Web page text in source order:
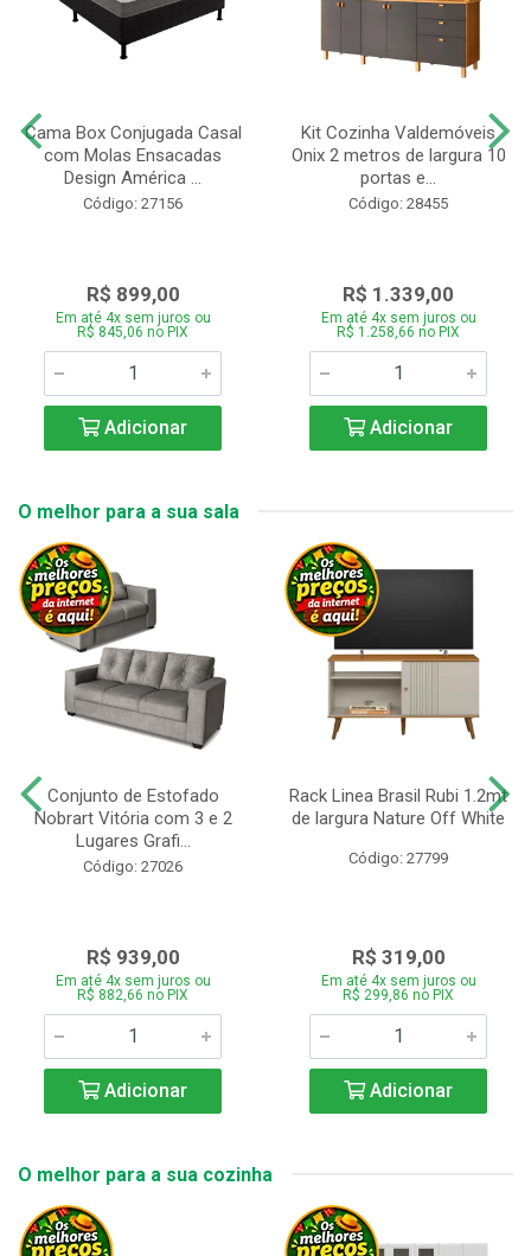
Cama Box Conjugada Casal
com Molas Ensacadas
Design América ...
Código: 27156
R$ 899,00
Em até 4x sem juros ou
R$ 845,06 no PIX
Adicionar
Kit Cozinha Valdemóveis
Onix 2 metros de largura 10
portas e...
Código: 28455
R$ 1.339,00
Em até 4x sem juros ou
R$ 1.258,66 no PIX
Adicionar
O melhor para a sua sala
Conjunto de Estofado
Nobrart Vitória com 3 e 2
Lugares Grafi...
Código: 27026
R$ 939,00
Em até 4x sem juros ou
R$ 882,66 no PIX
Adicionar
Rack Linea Brasil Rubi 1.2mt
de largura Nature Off White
Código: 27799
R$ 319,00
Em até 4x sem juros ou
R$ 299,86 no PIX
Adicionar
O melhor para a sua cozinha